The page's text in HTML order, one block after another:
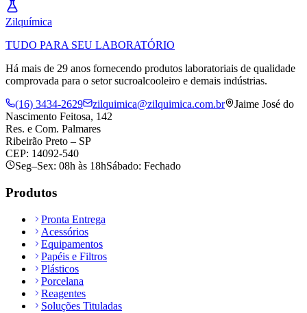
Zilquímica
TUDO PARA SEU LABORATÓRIO
Há mais de 29 anos fornecendo produtos laboratoriais de qualidade
comprovada para o setor sucroalcooleiro e demais indústrias.
(16) 3434-2629
zilquimica@zilquimica.com.br
Jaime José do
Nascimento Feitosa, 142
Res. e Com. Palmares
Ribeirão Preto – SP
CEP: 14092-540
Seg–Sex: 08h às 18hSábado: Fechado
Produtos
Pronta Entrega
Acessórios
Equipamentos
Papéis e Filtros
Plásticos
Porcelana
Reagentes
Soluções Tituladas